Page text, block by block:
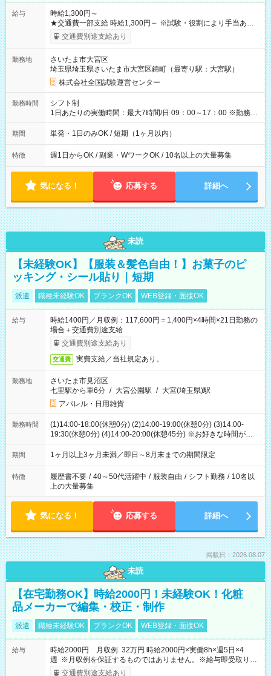
給与
時給1,300円～
★交通費一部支給 時給1,300円～ ※試験・役割により手当あり
※勤務回数により昇給あり 【即給（前払い）オプションあ
り！】 希望される場合、勤務から1週間ほどで給与の一部を受け
例】 ・河合塾模擬試験 8:30～17:30（休憩1時間） 時給1,300円
×8時間＝日収10,400円＋交通費 ※当日の役割により時給＋100
円の場合あり ・国家試験 7:00～13:30（休憩なし） 時給1,300
円（役割手当＋100円）×6時間＝日収8,400円＋交通費 【試用期
間】試用期間なし
交通費別途支給あり
勤務地
さいたま市大宮区
埼玉県埼玉県さいたま市大宮区錦町（最寄り駅：大宮駅）
株式会社全国試験運営センター
勤務時間
シフト制
1日あたりの実働時間：最大7時間/日 09：00～17：00 ※勤務時
間は 試験により異なります。
期間 単発・1日のみOK / 短期（1ヶ月以内）
特徴 週1日からOK / 副業・WワークOK / 10名以上の大量募集
気になる！ 応募する 詳細へ
未読
【未経験OK】【服装＆髪色自由！】お菓子のピ
ッキング・シール貼り｜短期
派遣 職種未経験OK ブランクOK WEB登録・面接OK
給与
時給1400円／月収例：117,600円＝1,400円×4時間×21日勤務の
場合＋交通費別途支給
交通費別途支給あり
交通費 実費支給／当社規定あり。
勤務地
さいたま市見沼区
七里駅から車6分 / 大宮公園駅 / 大宮(埼玉県)駅
アパレル・日用雑貨
勤務時間
(1)14:00-18:00(休憩0分) (2)14:00-19:00(休憩0分) (3)14:00-
19:30(休憩0分) (4)14:00-20:00(休憩45分) ※お好きな時間が選べ
ます
期間 1ヶ月以上3ヶ月未満／即日～8月末までの期間限定
特徴 履歴書不要 / 40～50代活躍中 / 服装自由 / シフト勤務 / 10名以
上の大量募集
気になる！ 応募する 詳細へ
掲載日：2026.08.07
未読
【在宅勤務OK】時給2000円！未経験OK！化粧
品メーカーで編集・校正・制作
派遣 職種未経験OK ブランクOK WEB登録・面接OK
給与
時給2000円 月収例 32万円 時給2000円×実働8h×週5日×4
週 ※月収例を保証するものではありません。※給与即受取りサ
ービス利用可（利用条件有）
交通費別途支給あり